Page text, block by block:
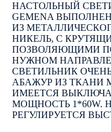
НАСТОЛЬНЫЙ
GEMENA
ИЗ
НИКЕЛЬ, С
ПОЗВОЛЯЮЩИМИ
НУЖНОМ
СВЕТИЛЬНИК
АБАЖУР ИЗ ТКАНИ
ИМЕЕТСЯ
МОЩНОСТЬ 1*60W.
РЕГУЛИРУЕТСЯ